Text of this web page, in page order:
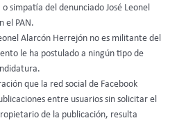
simpatía del denunciado José Leonel
el PAN.
Alarcón Herrejón no es militante del
le ha postulado a ningún tipo de
que la red social de Facebook
entre usuarios sin solicitar el
de la publicación, resulta